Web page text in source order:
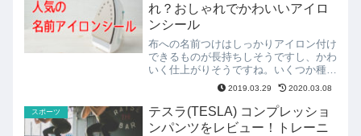
れ？おしゃれでかわいいアイロ
ンシール
布への名前つけはしっかりアイロン付け
できるものが長持ちしそうですし、かわ
いく仕上がりそうですね。いくつか種類
があるようですが、どれを選べば良いの
でしょうか？今回はタイプの異なるアイ
ロン付け用の名前シール、ワッペンから
人気のものをご紹介します。
2019.03.29 2020.03.08
スポーツ
テスラ(TESLA) コンプレッショ
ンパンツをレビュー！トレーニ